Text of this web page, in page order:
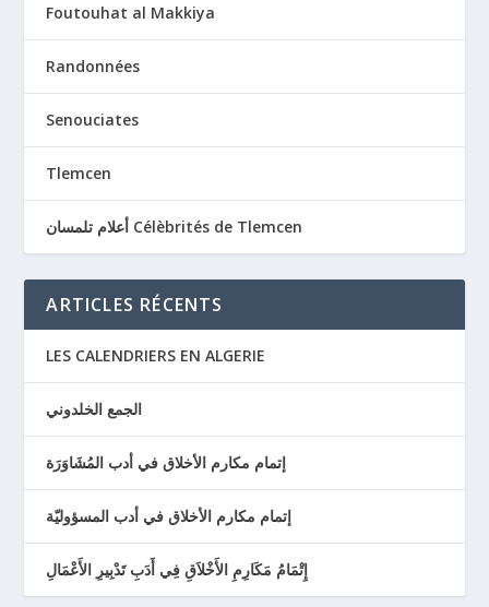
Foutouhat al Makkiya
Randonnées
Senouciates
Tlemcen
أعلام تلمسان Célèbrités de Tlemcen
ARTICLES RÉCENTS
LES CALENDRIERS EN ALGERIE
الجمع الخلدوني
إتمام مكارم الأخلاق في أدب المُشَاوَرَة
إتمام مكارم الأخلاق في أدب المسؤوليّة
إِتْمَامُ مَكَارِمِ الأَخْلاَقِ فِي أَدَبِ تَدْبِيرِ الأَعْمَالِ